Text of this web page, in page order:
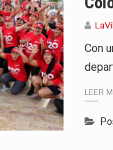
Con
LEER